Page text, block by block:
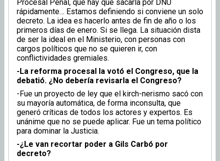
Procesal Penal, que hay que sacarla por DNU
rápidamente… Estamos definiendo si conviene un solo
decreto. La idea es hacerlo antes de fin de año o los
primeros días de enero. Si se llega. La situación dista
de ser la ideal en el Ministerio, con personas con
cargos políticos que no se quieren ir, con
conflictividades gremiales.
-La reforma procesal la votó el Congreso, que la
debatió. ¿No debería revisarla el Congreso?
-Fue un proyecto de ley que el kirch-nerismo sacó con
su mayoría automática, de forma inconsulta, que
generó críticas de todos los actores y expertos. Es
unánime que no se puede aplicar. Fue un tema político
para dominar la Justicia.
-¿Le van recortar poder a Gils Carbó por
decreto?